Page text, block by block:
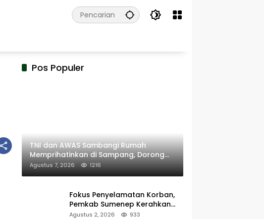
Pos Populer
TNI dan AWAS Sambangi Rumah
Memprihatinkan di Sampang, Dorong
Pemerintah Beri Bantuan RTLH
Agustus 7, 2026 1216
Fokus Penyelamatan Korban,
Pemkab Sumenep Kerahkan
Tim Medis dan Ambulans ke
Agustus 2, 2026 933